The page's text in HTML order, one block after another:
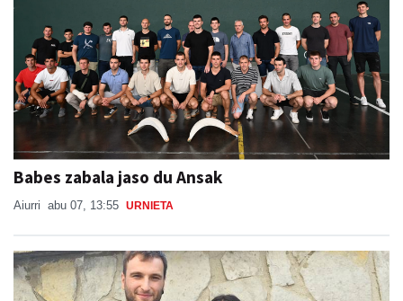
Babes zabala jaso du Ansak
Aiurri abu 07, 13:55 URNIETA